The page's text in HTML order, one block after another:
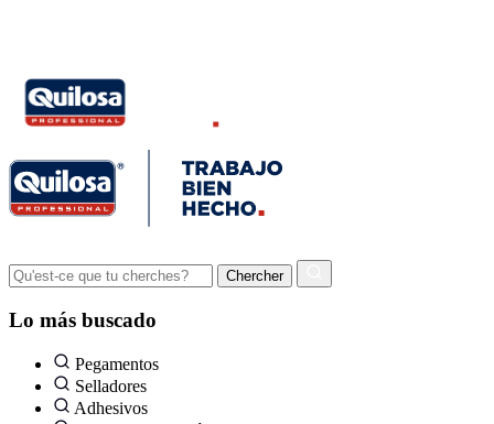
Lo más buscado
Pegamentos
Selladores
Adhesivos